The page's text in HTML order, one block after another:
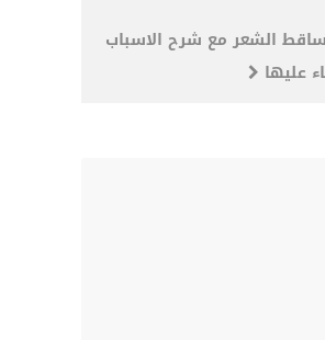
الشعر مع شرح الاسباب
عليها